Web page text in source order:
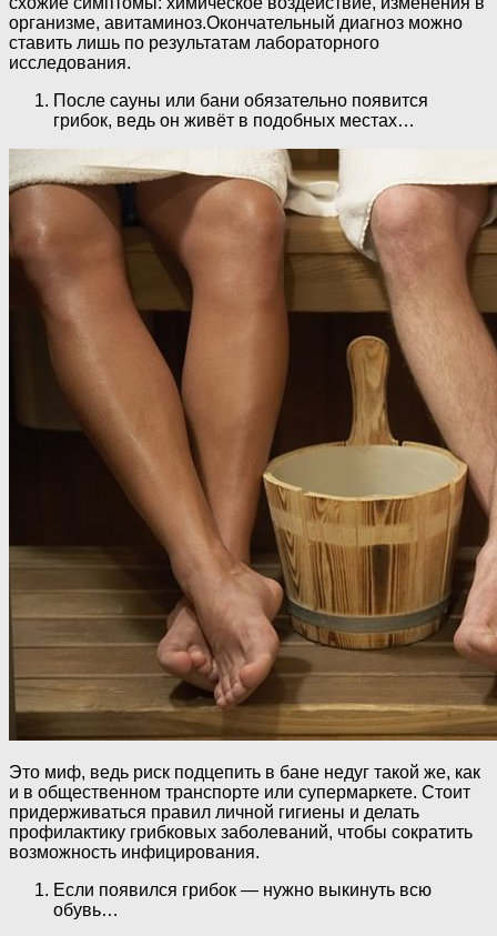
организме, авитаминоз.Окончательный диагноз можно
ставить лишь по результатам лабораторного
исследования.
После сауны или бани обязательно появится
грибок, ведь он живёт в подобных местах…
Это миф, ведь риск подцепить в бане недуг такой же, как
и в общественном транспорте или супермаркете. Стоит
придерживаться правил личной гигиены и делать
профилактику грибковых заболеваний, чтобы сократить
возможность инфицирования.
Если появился грибок — нужно выкинуть всю
обувь…